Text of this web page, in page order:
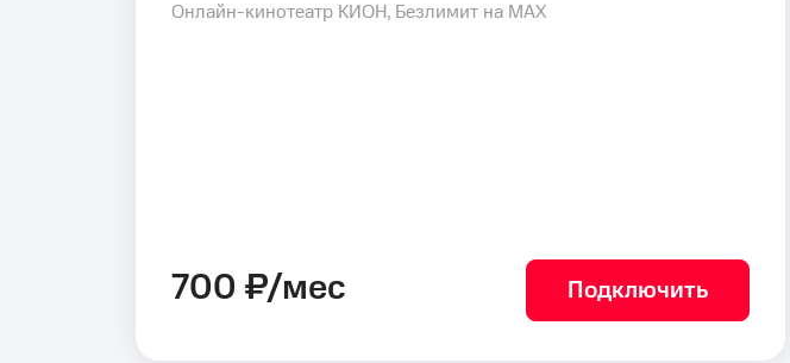
Онлайн-кинотеатр КИОН, Безлимит на MAX
700 ₽/мес Подключить